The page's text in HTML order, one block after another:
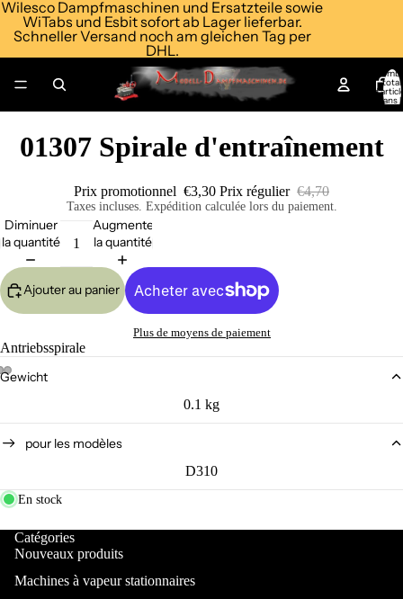
Wilesco Dampfmaschinen und Ersatzteile sowie
WiTabs und Esbit sofort ab Lager lieferbar.
Schneller Versand noch am gleichen Tag per
DHL.
total
dans
01307 Spirale d'entraînement
Prix promotionnel €3,30 Prix régulier €4,70
Taxes incluses. Expédition calculée lors du paiement.
Diminuer
la quantité
Augmenter
la quantité
Ajouter au panier
Plus de moyens de paiement
Antriebsspirale
Gewicht
0.1 kg
pour les modèles
D310
En stock
Catégories
Nouveaux produits
Machines à vapeur stationnaires